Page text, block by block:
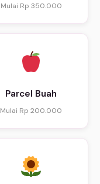
Mulai Rp 350.000
Parcel Buah
Mulai Rp 200.000